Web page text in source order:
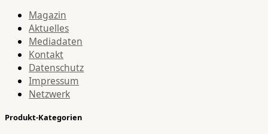
Magazin
Aktuelles
Mediadaten
Kontakt
Datenschutz
Impressum
Netzwerk
Produkt-Kategorien